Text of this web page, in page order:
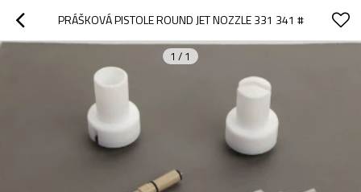
PRÁŠKOVÁ PISTOLE ROUND JET NOZZLE 331 341 #
1 / 1